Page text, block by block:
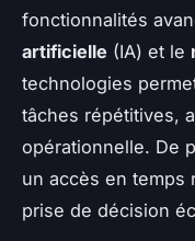
fonctionnalités
artificielle (IA) et le
technologies
tâches répétitives,
opérationnelle. De
un accès en temps
prise de décision